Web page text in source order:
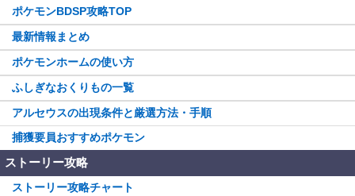
ポケモンBDSP攻略TOP
最新情報まとめ
ポケモンホームの使い方
ふしぎなおくりもの一覧
アルセウスの出現条件と厳選方法・手順
捕獲要員おすすめポケモン
ストーリー攻略
ストーリー攻略チャート